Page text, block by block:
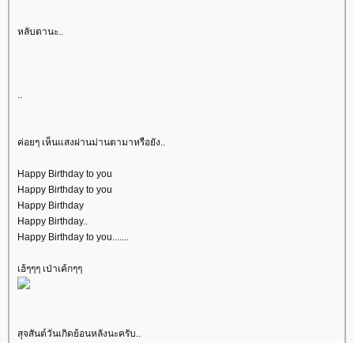
หลับตานะ..
..
ค่อยๆ เห็นแสงผ่านม่านตามาหรือยัง..
Happy Birthday to you
Happy Birthday to you
Happy Birthday
Happy Birthday..
Happy Birthday to you.......
เฮ้ๆๆๆ เป่าเค้กๆๆ
สุจสันต์วันเกิดย้อนหลังนะครับ..